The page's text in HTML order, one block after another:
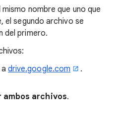
nombre que uno que
el segundo archivo se
del primero.
drive.google.com
.
ambos archivos.